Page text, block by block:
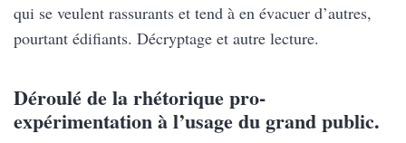
qui se veulent rassurants et tend à en évacuer d’autres,
pourtant édifiants. Décryptage et autre lecture.
Déroulé de la rhétorique pro-
expérimentation à l’usage du grand public.